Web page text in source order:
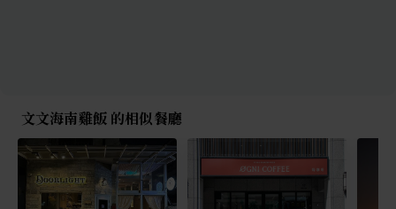
文文海南雞飯 的相似餐廳